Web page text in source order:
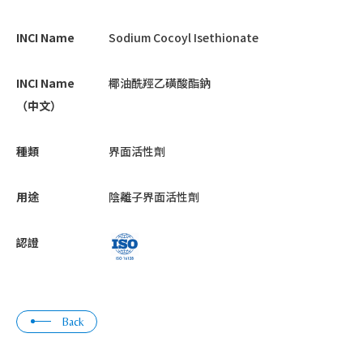
INCI Name Sodium Cocoyl Isethionate
INCI Name
（中文）
椰油酰羥乙磺酸酯鈉
種類 界面活性劑
用途 陰離子界面活性劑
認證
Back